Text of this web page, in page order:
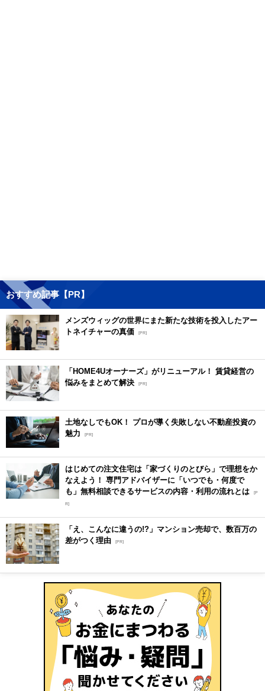
おすすめ記事【PR】
メンズウィッグの世界にまた新たな技術を投入したアー
トネイチャーの真価 [PR]
「HOME4Uオーナーズ」がリニューアル！ 賃貸経営の
悩みをまとめて解決 [PR]
土地なしでもOK！ プロが導く失敗しない不動産投資の
魅力
[PR]
はじめての注文住宅は「家づくりのとびら」で理想をか
なえよう！ 専門アドバイザーに「いつでも・何度で
も」無料相談できるサービスの内容・利用の流れとは [P
R]
「え、こんなに違うの!?」マンション売却で、数百万の
差がつく理由 [PR]